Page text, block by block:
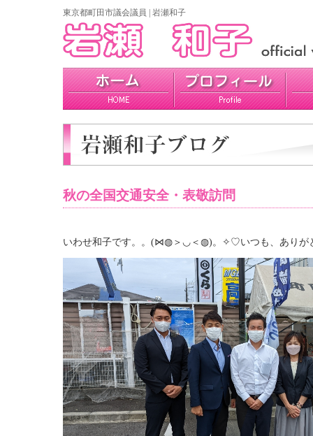
東京都町田市議会議員 | 岩瀬和子
プロフィール 政策 活動報告
秋の全国交通安全・表敬訪問
いわせ和子です。。(⋈◍＞◡＜◍)。✧♡いつも、ありが